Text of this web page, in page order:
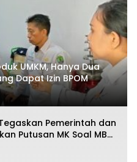
UMKM, Hanya Dua
Dapat Izin BPOM
Tegaskan Pemerintah dan
Putusan MK Soal MBG